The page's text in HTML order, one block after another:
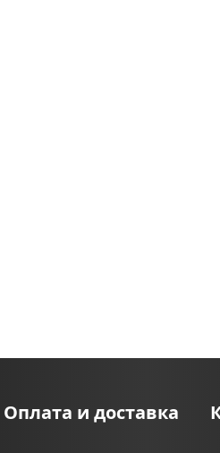
Оплата и доставка